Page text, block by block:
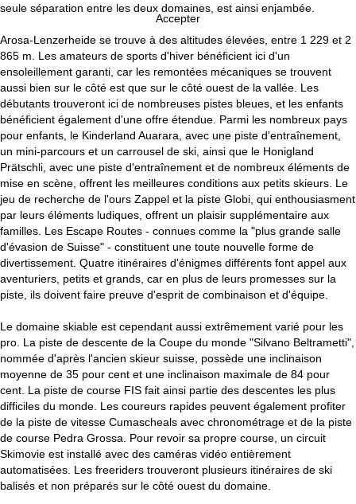
Accepter
seule séparation entre les deux domaines, est ainsi enjambée.
Arosa-Lenzerheide se trouve à des altitudes élevées, entre 1 229 et 2
865 m. Les amateurs de sports d'hiver bénéficient ici d'un
ensoleillement garanti, car les remontées mécaniques se trouvent
aussi bien sur le côté est que sur le côté ouest de la vallée. Les
débutants trouveront ici de nombreuses pistes bleues, et les enfants
bénéficient également d'une offre étendue. Parmi les nombreux pays
pour enfants, le Kinderland Auarara, avec une piste d'entraînement,
un mini-parcours et un carrousel de ski, ainsi que le Honigland
Prätschli, avec une piste d'entraînement et de nombreux éléments de
mise en scène, offrent les meilleures conditions aux petits skieurs. Le
jeu de recherche de l'ours Zappel et la piste Globi, qui enthousiasment
par leurs éléments ludiques, offrent un plaisir supplémentaire aux
familles. Les Escape Routes - connues comme la "plus grande salle
d'évasion de Suisse" - constituent une toute nouvelle forme de
divertissement. Quatre itinéraires d'énigmes différents font appel aux
aventuriers, petits et grands, car en plus de leurs promesses sur la
piste, ils doivent faire preuve d'esprit de combinaison et d'équipe.
Le domaine skiable est cependant aussi extrêmement varié pour les
pro. La piste de descente de la Coupe du monde "Silvano Beltrametti",
nommée d'après l'ancien skieur suisse, possède une inclinaison
moyenne de 35 pour cent et une inclinaison maximale de 84 pour
cent. La piste de course FIS fait ainsi partie des descentes les plus
difficiles du monde. Les coureurs rapides peuvent également profiter
de la piste de vitesse Cumascheals avec chronométrage et de la piste
de course Pedra Grossa. Pour revoir sa propre course, un circuit
Skimovie est installé avec des caméras vidéo entièrement
automatisées. Les freeriders trouveront plusieurs itinéraires de ski
balisés et non préparés sur le côté ouest du domaine.